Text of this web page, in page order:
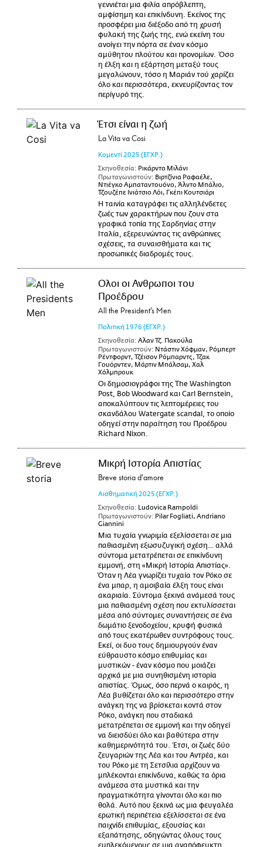
γεννιέται μια φιλία απρόβλεπτη,
αμφίσημη και επικίνδυνη. Εκείνος της
προσφέρει μια διέξοδο από τη χρυσή
φυλακή της ζωής της, ενώ εκείνη του
ανοίγει την πόρτα σε έναν κόσμο
αμύθητου πλούτου και προνομίων. Όσο
η έλξη και η εξάρτηση μεταξύ τους
μεγαλώνουν, τόσο η Μαριάν τού χαρίζει
όλο και περισσότερα, εκνευρίζοντας τον
περίγυρό της.
Έτσι είναι η ζωή
La Vita va Cosi
Κομεντί 2025 (ΕΓΧΡ.)
Σκηνοθεσία: Ρικάρντο Μιλάνι
Πρωταγωνιστούν: Βιρτζίνια Ραφαέλε,
Ντιέγκο Αμπαταντουόνο, Άλντο Μπάλιο,
Τζουζέπε Ινιάτσιο Λόι, Γκέπι Κουτσιάρι
Η ταινία καταγράφει τις αλληλένδετες
ζωές των χαρακτήρων που ζουν στα
γραφικά τοπία της Σαρδηνίας στην
Ιταλία, εξερευνώντας τις ανθρώπινες
σχέσεις, τα συναισθήματα και τις
προσωπικές διαδρομές τους.
Ολοι οι Ανθρωποι του
Προέδρου
All the President's Men
Πολιτική1976 (ΕΓΧΡ.)
Σκηνοθεσία: Αλαν Τζ. Πακούλα
Πρωταγωνιστούν: Ντάστιν Χόφμαν, Ρόμπερτ
Ρέντφορντ, Τζέισον Ρόμπαρντς, Τζακ
Γουόρντεν, Μάρτιν Μπάλσαμ, Χαλ
Χόλμπρουκ
Οι δημοσιογράφοι της The Washington
Post, Bob Woodward και Carl Bernstein,
αποκαλύπτουν τις λεπτομέρειες του
σκανδάλου Watergate scandal, το οποίο
οδηγεί στην παραίτηση του Προέδρου
Richard Nixon.
Μικρή Ιστορία Απιστίας
Breve storia d'amore
Αισθηματική 2025 (ΕΓΧΡ.)
Σκηνοθεσία: Ludovica Rampoldi
Πρωταγωνιστούν: Pilar Fogliati, Andriano
Giannini
Μια τυχαία γνωριμία εξελίσσεται σε μια
παθιασμένη εξωσυζυγική σχέση… αλλά
σύντομα μετατρέπεται σε επικίνδυνη
εμμονή, στη «Μικρή Ιστορία Απιστίας».
Όταν η Λέα γνωρίζει τυχαία τον Ρόκο σε
ένα μπαρ, η αμοιβαία έλξη τους είναι
ακαριαία. Σύντομα ξεκινά ανάμεσά τους
μια παθιασμένη σχέση που εκτυλίσσεται
μέσα από σύντομες συναντήσεις σε ένα
δωμάτιο ξενοδοχείου, κρυφή φυσικά
από τους εκατέρωθεν συντρόφους τους.
Εκεί, οι δυο τους δημιουργούν έναν
εύθραυστο κόσμο επιθυμίας και
μυστικών - έναν κόσμο που μοιάζει
αρχικά με μια συνηθισμένη ιστορία
απιστίας. Όμως, όσο περνά ο καιρός, η
Λέα βυθίζεται όλο και περισσότερο στην
ανάγκη της να βρίσκεται κοντά στον
Ρόκο, ανάγκη που σταδιακά
μετατρέπεται σε εμμονή και την οδηγεί
να διεισδύει όλο και βαθύτερα στην
καθημερινότητά του. Έτσι, οι ζωές δύο
ζευγαριών της Λέα και του Αντρέα, και
του Ρόκο με τη Σετσίλια αρχίζουν να
μπλέκονται επικίνδυνα, καθώς τα όρια
ανάμεσα στα μυστικά και την
πραγματικότητα γίνονται όλο και πιο
θολά. Αυτό που ξεκινά ως μια φευγαλέα
ερωτική περιπέτεια εξελίσσεται σε ένα
παιχνίδι επιθυμίας, εξουσίας και
εξαπάτησης, οδηγώντας όλους τους
εμπλεκόμενους σε μια αναπόφευκτη